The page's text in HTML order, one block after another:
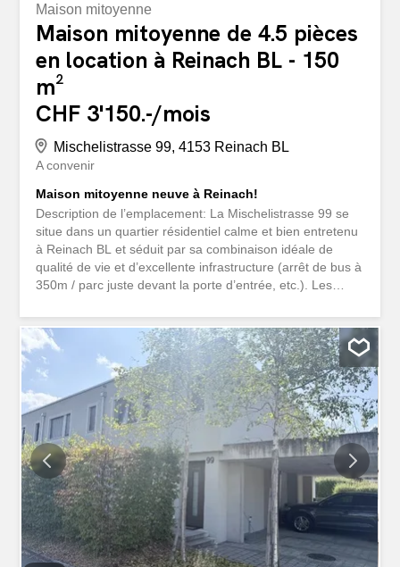
Maison mitoyenne
Maison mitoyenne de 4.5 pièces
en location à Reinach BL - 150
m²
CHF 3'150.-/mois
Mischelistrasse 99, 4153 Reinach BL
A convenir
Maison mitoyenne neuve à Reinach!
Description de l’emplacement: La Mischelistrasse 99 se
situe dans un quartier résidentiel calme et bien entretenu
à Reinach BL et séduit par sa combinaison idéale de
qualité de vie et d’excellente infrastructure (arrêt de bus à
350m / parc juste devant la porte d’entrée, etc.). Les
Weiermatt à 900m / ISB – International School Basel à
950m, crèche à 500m) ainsi que les transports publics
sont facilement accessibles, tandis que la proximité de
Bâle offre une excellente connexion pour les navetteurs.
De nombreux espaces verts, des zones de loisirs et des
possibilités de divertissement soulignent la qualité de vie
élevée de ce lieu de vie très apprécié. Description du
bien: Cette maison mitoyenne construite en 2021 séduit
par son concept de vie moderne, son niveau
d’équipement de haute qualité et son emplacement calme
et adapté aux familles. Le bien dispose d’un total de 4.5
pièces sur environ...